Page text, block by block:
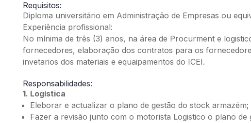
Requisitos:
Diploma universitário em Administração de Empresas ou
Experiência profissional:
No mínima de três (3) anos, na área de Procurment e
fornecedores, elaboração dos contratos para os
invetarios dos materiais e equaipamentos do ICEI.
Responsabilidades:
1. Logística
Eleborar e actualizar o plano de gestão do stock armazém;
Fazer a revisão junto com o motorista Logistico o plano